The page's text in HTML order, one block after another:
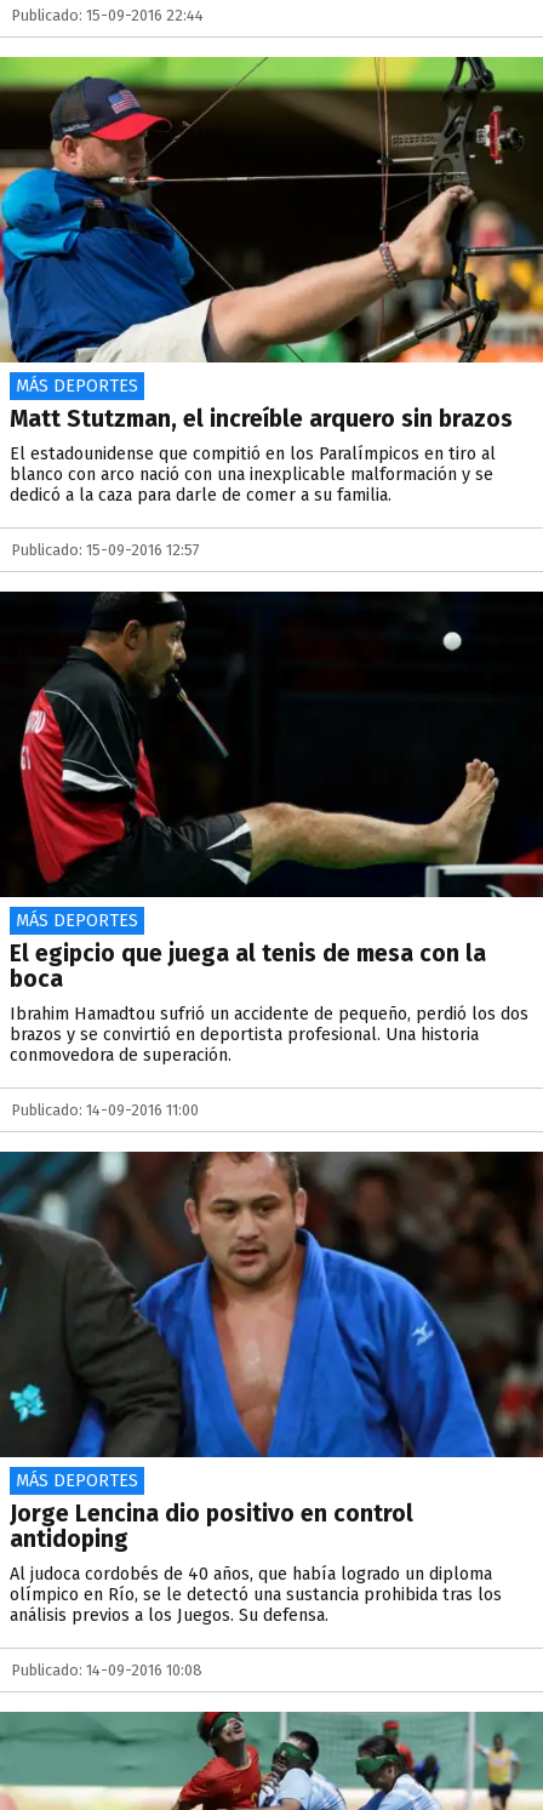
Publicado: 15-09-2016 22:44
MÁS DEPORTES
Matt Stutzman, el increíble arquero sin brazos
El estadounidense que compitió en los Paralímpicos en tiro al
blanco con arco nació con una inexplicable malformación y se
dedicó a la caza para darle de comer a su familia.
Publicado: 15-09-2016 12:57
MÁS DEPORTES
El egipcio que juega al tenis de mesa con la
boca
Ibrahim Hamadtou sufrió un accidente de pequeño, perdió los dos
brazos y se convirtió en deportista profesional. Una historia
conmovedora de superación.
Publicado: 14-09-2016 11:00
MÁS DEPORTES
Jorge Lencina dio positivo en control
antidoping
Al judoca cordobés de 40 años, que había logrado un diploma
olímpico en Río, se le detectó una sustancia prohibida tras los
análisis previos a los Juegos. Su defensa.
Publicado: 14-09-2016 10:08